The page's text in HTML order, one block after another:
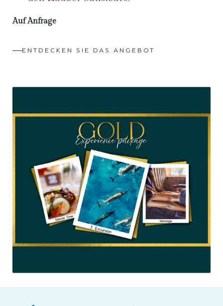
Auf Anfrage
ENTDECKEN SIE DAS ANGEBOT